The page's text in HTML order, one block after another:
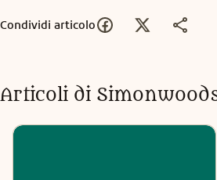
Condividi articolo
Articoli di